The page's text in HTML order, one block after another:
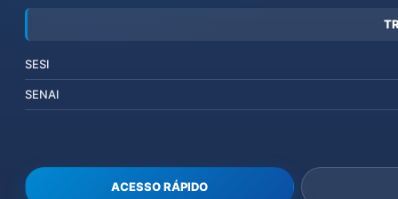
SESI
SENAI
ACESSO RÁPIDO